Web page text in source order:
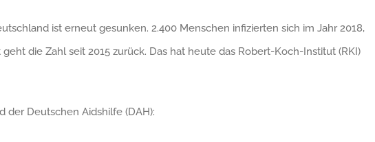
ist erneut gesunken. 2.400 Menschen infizierten sich im Jahr 2018,
die Zahl seit 2015 zurück. Das hat heute das Robert-Koch-Institut (RKI)
der Deutschen Aidshilfe (DAH):